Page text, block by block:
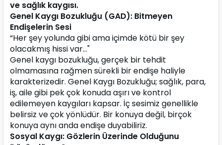
ve sağlık kaygısı.
Genel Kaygı Bozukluğu (GAD): Bitmeyen
Endişelerin Sesi
“Her şey yolunda gibi ama içimde kötü bir şey
olacakmış hissi var…"
Genel kaygı bozukluğu, gerçek bir tehdit
olmamasına rağmen sürekli bir endişe haliyle
karakterizedir. Genel Kaygı Bozukluğu; sağlık, para,
iş, aile gibi pek çok konuda aşırı ve kontrol
edilemeyen kaygıları kapsar. İç sesimiz genellikle
belirsiz ve çok yönlüdür. Bir konuya değil, birçok
konuya aynı anda endişe duyabiliriz.
Sosyal Kaygı: Gözlerin Üzerinde Olduğunu